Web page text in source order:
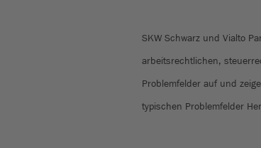
SKW Schwarz und Vialto
arbeitsrechtlichen,
Problemfelder auf und
typischen Problemfelder